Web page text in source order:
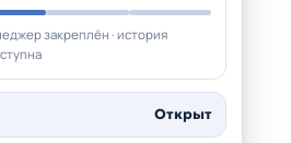
закреплён · история
Открыт